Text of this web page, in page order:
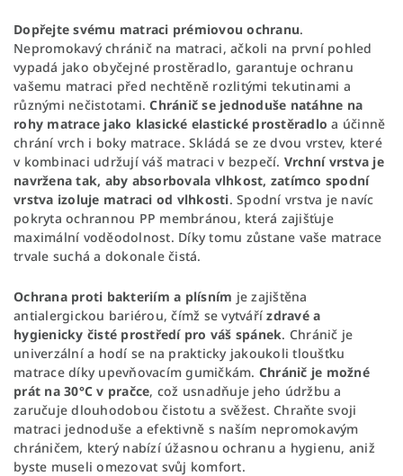
Dopřejte svému matraci prémiovou ochranu.
Nepromokavý chránič na matraci, ačkoli na první pohled
vypadá jako obyčejné prostěradlo, garantuje ochranu
vašemu matraci před nechtěně rozlitými tekutinami a
různými nečistotami.Chránič se jednoduše natáhne na
rohy matrace jako klasické elastické prostěradlo a účinně
chrání vrch i boky matrace. Skládá se ze dvou vrstev, které
v kombinaci udržují váš matraci v bezpečí. Vrchní vrstva je
navržena tak, aby absorbovala vlhkost, zatímco spodní
vrstva izoluje matraci od vlhkosti. Spodní vrstva je navíc
pokryta ochrannou PP membránou, která zajišťuje
maximální voděodolnost. Díky tomu zůstane vaše matrace
trvale suchá a dokonale čistá.
Ochrana proti bakteriím a plísním je zajištěna
antialergickou bariérou, čímž se vytvářízdravé a
hygienicky čisté prostředí pro váš spánek. Chránič je
univerzální a hodí se na prakticky jakoukoli tloušťku
matrace díky upevňovacím gumičkám. Chránič je možné
prát na 30°C v pračce, což usnadňuje jeho údržbu a
zaručuje dlouhodobou čistotu a svěžest. Chraňte svoji
matraci jednoduše a efektivně s naším nepromokavým
chráničem, který nabízí úžasnou ochranu a hygienu, aniž
byste museli omezovat svůj komfort.